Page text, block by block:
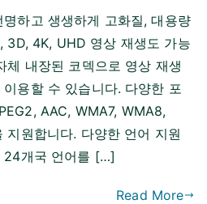
하고 생생하게 고화질, 대용량
3D, 4K, UHD 영상 재생도 가능
체 내장된 코덱으로 영상 재생
용할 수 있습니다. 다양한 포
AAC, WMA7, WMA8,
지원합니다. 다양한 언어 지원
24개국 언어를 […]
Read More